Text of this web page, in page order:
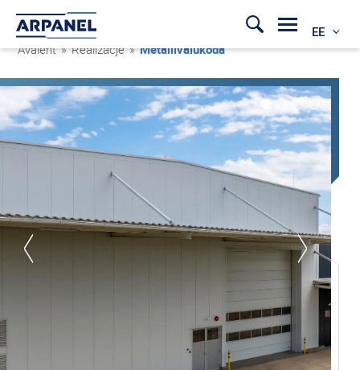
EE
Avaleht » Realizacje »Metallivalukoda